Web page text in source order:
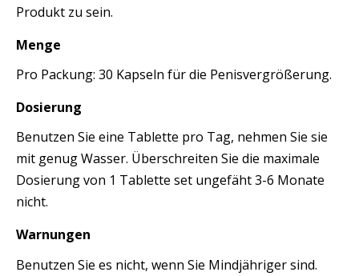
Produkt zu sein.
Menge
Pro Packung: 30 Kapseln für die Penisvergrößerung.
Dosierung
Benutzen Sie eine Tablette pro Tag, nehmen Sie sie
mit genug Wasser. Überschreiten Sie die maximale
Dosierung von 1 Tablette set ungefäht 3-6 Monate
nicht.
Warnungen
Benutzen Sie es nicht, wenn Sie Mindjähriger sind.